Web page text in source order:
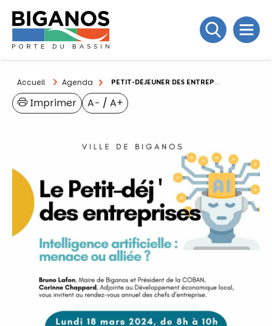
Accueil Agenda PETIT-DÉJEUNER DES ENTREPRISES
A− / A+
Imprimer